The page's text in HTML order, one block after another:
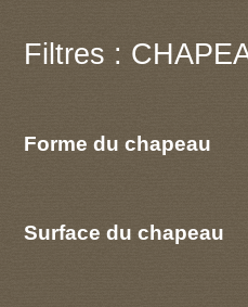
Filtres :
Forme du chapeau
Surface du chapeau